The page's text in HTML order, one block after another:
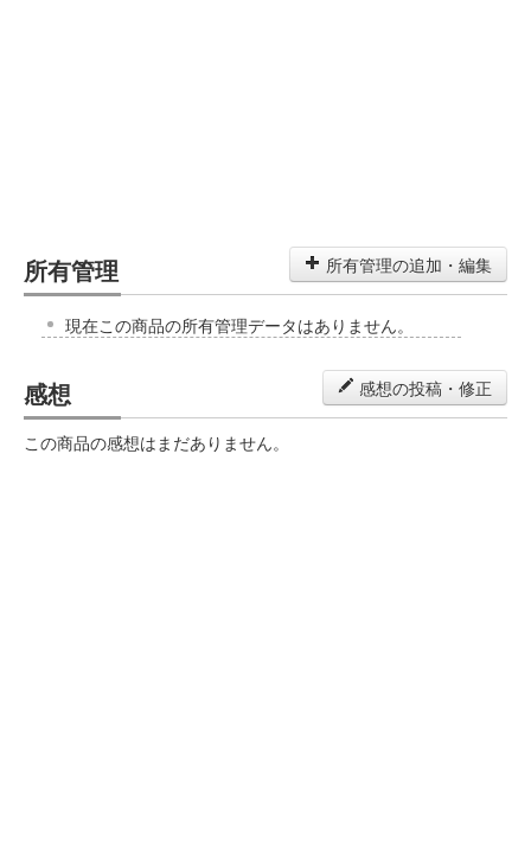
所有管理 所有管理の追加・編集
現在この商品の所有管理データはありません。
感想 感想の投稿・修正
この商品の感想はまだありません。